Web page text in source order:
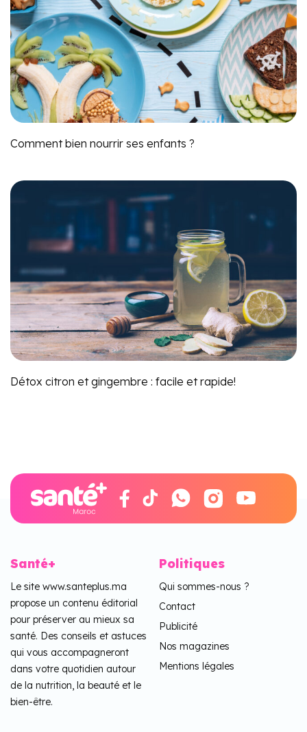
Comment bien nourrir ses enfants ?
Détox citron et gingembre : facile et rapide!
Santé+
Le site www.santeplus.ma
propose un contenu éditorial
pour préserver au mieux sa
santé. Des conseils et astuces
qui vous accompagneront
dans votre quotidien autour
de la nutrition, la beauté et le
bien-être.
Politiques
Qui sommes-nous ?
Contact
Publicité
Nos magazines
Mentions légales